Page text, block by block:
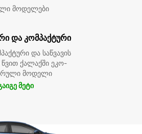
მოდელები
და კომპაქტური
და საწვავის
ქალაქში ეკო-
მოდელი
მეტი